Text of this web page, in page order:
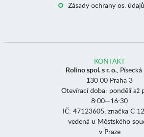
Zásady ochrany os. údajů
KONTAKT
Rolino spol. s r. o.,
130 00 Praha 3
Otevírací doba: pondělí až
8:00—16:30
IČ: 47123605, značka C
vedená u Městského
v Praze